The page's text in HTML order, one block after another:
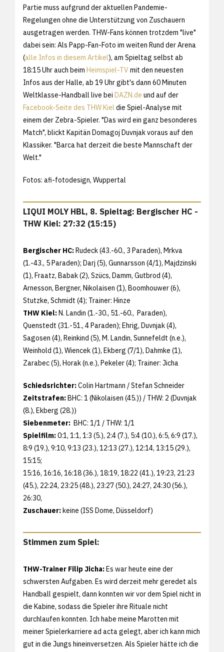
Partie muss aufgrund der aktuellen Pandemie-
Regelungen ohne die Unterstützung von Zuschauern
ausgetragen werden. THW-Fans können trotzdem "live"
dabei sein: Als Papp-Fan-Foto im weiten Rund der Arena
(alle Infos in diesem Artikel), am Spieltag selbst ab
18:15 Uhr auch beim Heimspiel-TV mit den neuesten
Infos aus der Halle, ab 19 Uhr gibt's dann 60 Minuten
Weltklasse-Handball live bei DAZN.de und auf der
Facebook-Seite des THW Kiel die Spiel-Analyse mit
einem der Zebra-Spieler. "Das wird ein ganz besonderes
Match", blickt Kapitän Domagoj Duvnjak voraus auf den
Klassiker. "Barca hat derzeit die beste Mannschaft der
Welt."
Fotos: afi-fotodesign, Wuppertal
LIQUI MOLY HBL, 8. Spieltag: Bergischer HC -
THW Kiel: 27:32 (15:15)
Bergischer HC:Rudeck (43.-60., 3 Paraden), Mrkva
(1.-43., 5 Paraden); Darj (5), Gunnarsson (4/1), Majdzinski
(1), Fraatz, Babak (2), Szücs, Damm, Gutbrod (4),
Arnesson, Bergner, Nikolaisen (1), Boomhouwer (6),
Stutzke, Schmidt (4); Trainer: Hinze
THW Kiel:N. Landin (1.-30., 51.-60., Paraden),
Quenstedt (31.-51., 4 Paraden); Ehrig, Duvnjak (4),
Sagosen (4), Reinkind (5), M. Landin, Sunnefeldt (n.e.),
Weinhold (1), Wiencek (1), Ekberg (7/1), Dahmke (1),
Zarabec (5), Horak (n.e.), Pekeler (4); Trainer: Jicha
Schiedsrichter:Colin Hartmann / Stefan Schneider
Zeitstrafen:BHC: 1 (Nikolaisen (45.)) / THW: 2 (Duvnjak
(8.), Ekberg (28.))
Siebenmeter: BHC: 1/1 / THW: 1/1
Spielfilm:0:1, 1:1, 1:3 (5.), 2:4 (7.), 5:4 (10.), 6:5, 6:9 (17.),
8:9 (19.), 9:10, 9:13 (23.), 12:13 (27.), 12:14, 13:15 (29.),
15:15;
15:16, 16:16, 16:18 (36.), 18:19, 18:22 (41.), 19:23, 21:23
(45.), 22:24, 23:25 (48.), 23:27 (50.), 24:27, 24:30 (56.),
26:30,
Zuschauer:keine (ISS Dome, Düsseldorf)
Stimmen zum Spiel:
THW-Trainer Filip Jicha:Es war heute eine der
schwersten Aufgaben. Es wird derzeit mehr geredet als
Handball gespielt, dann konnten wir vor dem Spiel nicht in
die Kabine, sodass die Spieler ihre Rituale nicht
durchlaufen konnten. Ich habe meine Marotten mit
meiner Spielerkarriere ad acta gelegt, aber ich kann mich
gut in die Jungs hineinversetzen. Als Spieler hätte ich die